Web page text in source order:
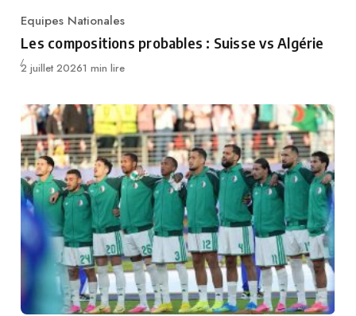
Category
Equipes Nationales
Les compositions probables : Suisse vs Algérie
Publié
2 juillet 20261 min lire